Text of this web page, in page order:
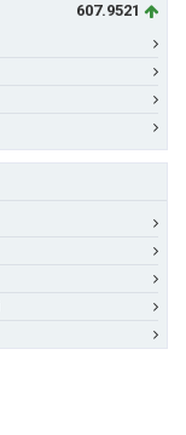
607.9521